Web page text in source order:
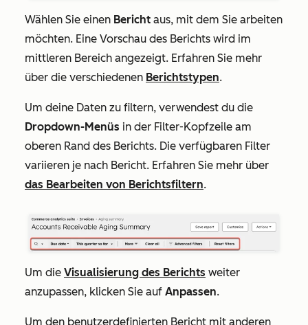
Wählen Sie einen Bericht aus, mit dem Sie arbeiten
möchten. Eine Vorschau des Berichts wird im
mittleren Bereich angezeigt. Erfahren Sie mehr
über die verschiedenen Berichtstypen.
Um deine Daten zu filtern, verwendest du die
Dropdown-Menüs in der Filter-Kopfzeile am
oberen Rand des Berichts. Die verfügbaren Filter
variieren je nach Bericht. Erfahren Sie mehr über
das Bearbeiten von Berichtsfiltern.
Um die Visualisierung des Berichts weiter
anzupassen, klicken Sie auf Anpassen.
Um den benutzerdefinierten Bericht mit anderen